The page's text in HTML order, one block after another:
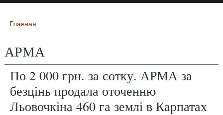
Вы здесь
Главная
АРМА
По 2 000 грн. за сотку. АРМА за
безцінь продала оточенню
Льовочкіна 460 га землі в Карпатах